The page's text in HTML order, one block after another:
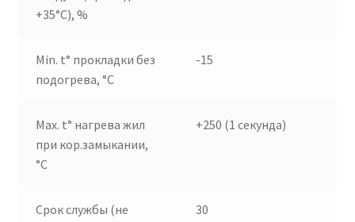
+35°C), %
Min. t° прокладки без
подогрева, °C
-15
Max. t° нагрева жил
при кор.замыкании,
°C
+250 (1 секунда)
Срок службы (не
30